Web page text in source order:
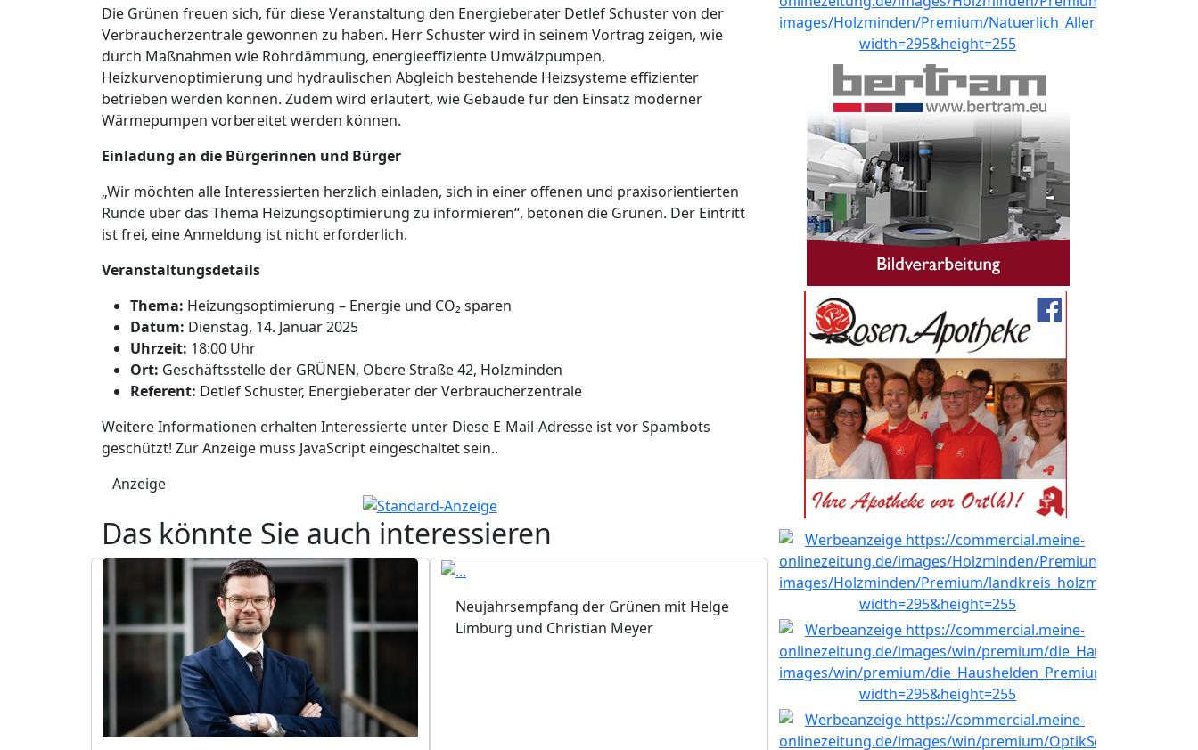
Die Grünen freuen sich, für diese Veranstaltung den Energieberater Detlef Schuster von der
Verbraucherzentrale gewonnen zu haben. Herr Schuster wird in seinem Vortrag zeigen, wie
durch Maßnahmen wie Rohrdämmung, energieeffiziente Umwälzpumpen,
Heizkurvenoptimierung und hydraulischen Abgleich bestehende Heizsysteme effizienter
betrieben werden können. Zudem wird erläutert, wie Gebäude für den Einsatz moderner
Wärmepumpen vorbereitet werden können.
Einladung an die Bürgerinnen und Bürger
„Wir möchten alle Interessierten herzlich einladen, sich in einer offenen und praxisorientierten
Runde über das Thema Heizungsoptimierung zu informieren“, betonen die Grünen. Der Eintritt
ist frei, eine Anmeldung ist nicht erforderlich.
Veranstaltungsdetails
Thema: Heizungsoptimierung – Energie und CO₂ sparen
Datum: Dienstag, 14. Januar 2025
Uhrzeit: 18:00 Uhr
Ort: Geschäftsstelle der GRÜNEN, Obere Straße 42, Holzminden
Referent: Detlef Schuster, Energieberater der Verbraucherzentrale
Weitere Informationen erhalten Interessierte unter Diese E-Mail-Adresse ist vor Spambots
geschützt! Zur Anzeige muss JavaScript eingeschaltet sein..
Anzeige
Das könnte Sie auch interessieren
Neujahrsempfang der Grünen mit Helge
Limburg und Christian Meyer